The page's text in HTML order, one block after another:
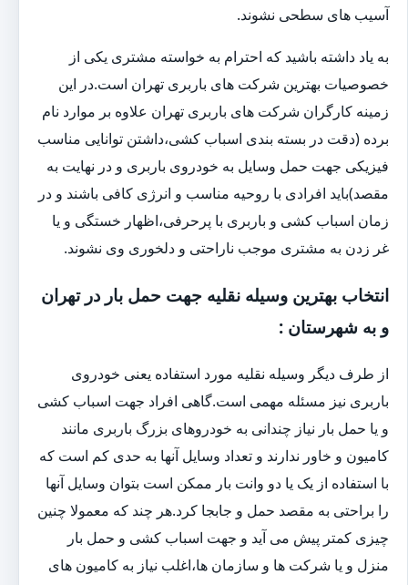
آسیب های سطحی نشوند.
به یاد داشته باشید که احترام به خواسته مشتری یکی از
خصوصیات بهترین شرکت های باربری تهران است.در این
زمینه کارگران شرکت های باربری تهران علاوه بر موارد نام
برده (دقت در بسته بندی اسباب کشی،داشتن توانایی مناسب
فیزیکی جهت حمل وسایل به خودروی باربری و در نهایت به
مقصد)باید افرادی با روحیه مناسب و انرژی کافی باشند و در
زمان اسباب کشی و باربری با پرحرفی،اظهار خستگی و یا
غر زدن به مشتری موجب ناراحتی و دلخوری وی نشوند.
انتخاب بهترین وسیله نقلیه جهت حمل بار در تهران
و به شهرستان :
از طرف دیگر وسیله نقلیه مورد استفاده یعنی خودروی
باربری نیز مسئله مهمی است.گاهی افراد جهت اسباب کشی
و یا حمل بار نیاز چندانی به خودروهای بزرگ باربری مانند
کامیون و خاور ندارند و تعداد وسایل آنها به حدی کم است که
با استفاده از یک یا دو وانت بار ممکن است بتوان وسایل آنها
را براحتی به مقصد حمل و جابجا کرد.هر چند که معمولا چنین
چیزی کمتر پیش می آید و جهت اسباب کشی و حمل بار
منزل و یا شرکت ها و سازمان ها،اغلب نیاز به کامیون های